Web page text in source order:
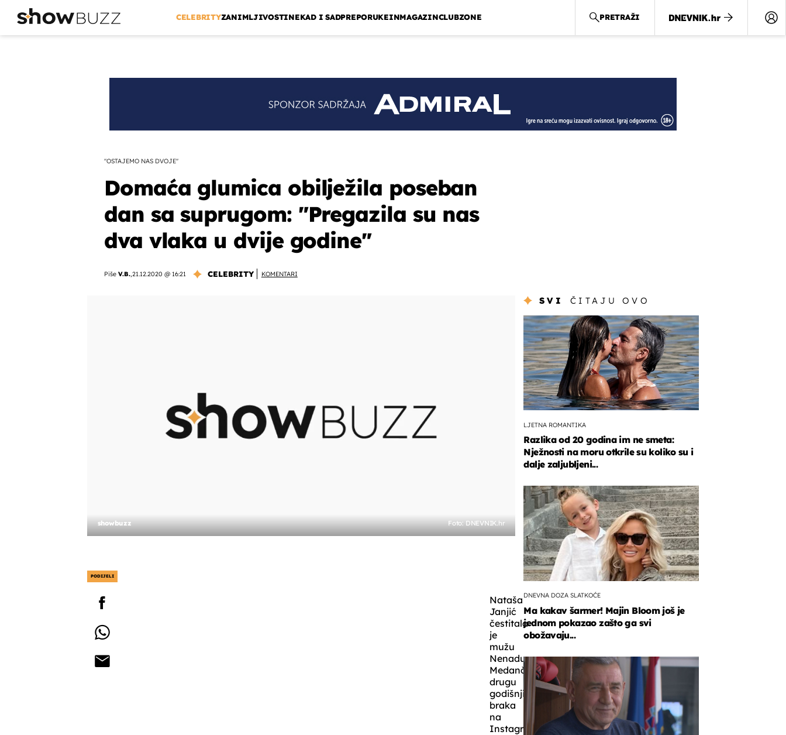
CELEBRITYZANIMLJIVOSTINEKAD I SADPREPORUKEINMAGAZINCLUBZONE PRETRAŽI
"OSTAJEMO NAS DVOJE"
Domaća glumica obilježila poseban
dan sa suprugom: "Pregazila su nas
dva vlaka u dvije godine"
Piše V.B.,21.12.2020 @ 16:21 CELEBRITY KOMENTARI
showbuzz Foto: DNEVNIK.hr
PODIJELI
Nataša
Janjić
čestitala
je
mužu
Nenadu
Medančiću
drugu
godišnjicu
braka
na
Instagramu.
SVI ČITAJU OVO
LJETNA ROMANTIKA
Razlika od 20 godina im ne smeta:
Nježnosti na moru otkrile su koliko su i
dalje zaljubljeni...
DNEVNA DOZA SLATKOĆE
Ma kakav šarmer! Majin Bloom još je
jednom pokazao zašto ga svi
obožavaju...